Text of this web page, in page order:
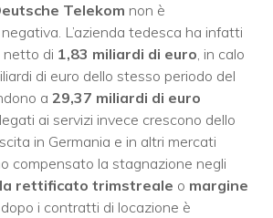
Telekom non è
L’azienda tedesca ha infatti
netto di 1,83 miliardi di euro, in calo
di euro dello stesso periodo del
a 29,37 miliardi di euro
ai servizi invece crescono dello
in Germania e in altri mercati
compensato la stagnazione negli
rettificato trimstreale o margine
dopo i contratti di locazione è